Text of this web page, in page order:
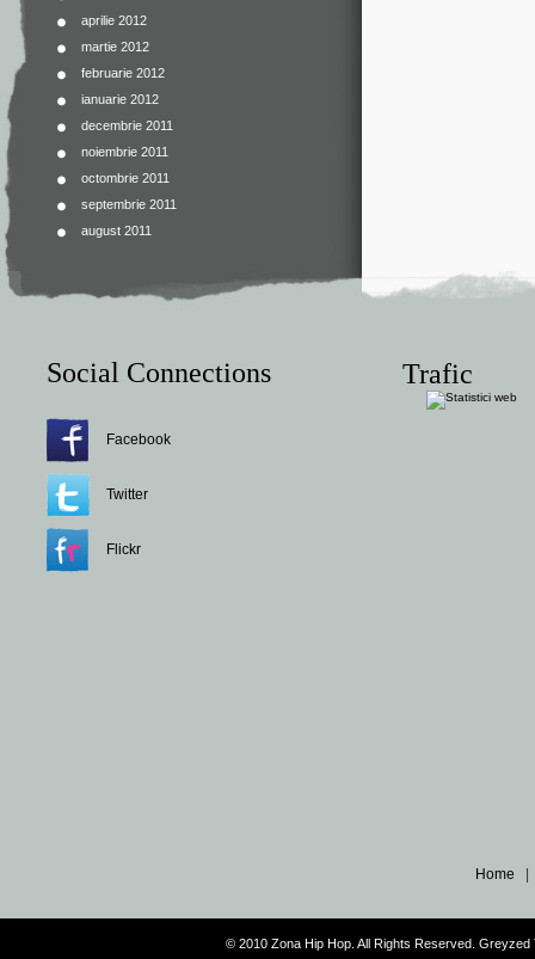
aprilie 2012
martie 2012
februarie 2012
ianuarie 2012
decembrie 2011
noiembrie 2011
octombrie 2011
septembrie 2011
august 2011
Social Connections
Facebook
Twitter
Flickr
Trafic
Home
© 2010 Zona Hip Hop. All Rights Reserved.